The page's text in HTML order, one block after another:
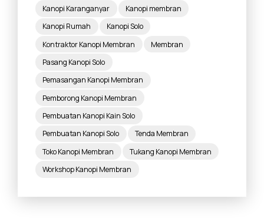
Kanopi Karanganyar
Kanopi membran
Kanopi Rumah
Kanopi Solo
Kontraktor Kanopi Membran
Membran
Pasang Kanopi Solo
Pemasangan Kanopi Membran
Pemborong Kanopi Membran
Pembuatan Kanopi Kain Solo
Pembuatan Kanopi Solo
Tenda Membran
Toko Kanopi Membran
Tukang Kanopi Membran
Workshop Kanopi Membran